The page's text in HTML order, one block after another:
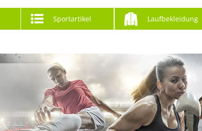
Sportartikel Laufbekleidung